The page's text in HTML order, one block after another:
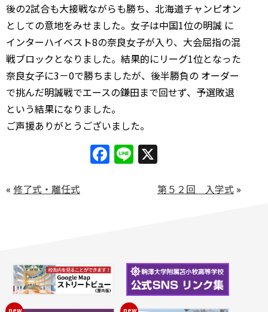
後の2試合も大接戦ながらも勝ち、北海道チャンピオン
としての意地をみせました。女子は中国1位の明誠 に
インターハイベスト8の奈良女子が入り、大会屈指の混
戦ブロックとなりました。結果的にリーグ1位となった
奈良女子に3－0で勝ちましたが、後半勝負の オーダー
で挑んだ明誠戦でエースの鎌田まで回せず、予選敗退
という結果になりました。
ご声援ありがとうございました。
Facebook
Line
« 修了式・離任式 第５２回 入学式 »